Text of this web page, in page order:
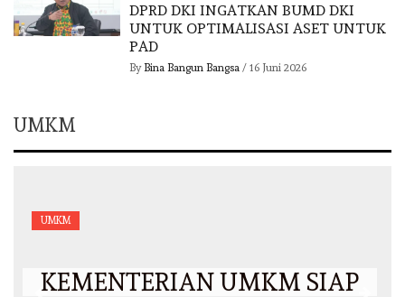
DPRD DKI INGATKAN BUMD DKI
UNTUK OPTIMALISASI ASET UNTUK
PAD
By Bina Bangun Bangsa / 16 Juni 2026
UMKM
UMKM
KEMENTERIAN UMKM SIAP